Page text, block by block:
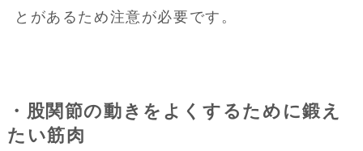
とがあるため注意が必要です。
・股関節の動きをよくするために鍛え
たい筋肉